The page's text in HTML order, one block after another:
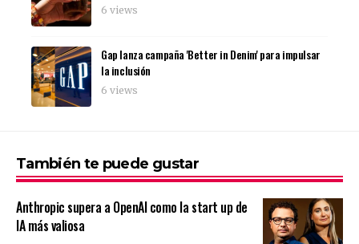
6 views
Gap lanza campaña 'Better in Denim' para impulsar
la inclusión
6 views
También te puede gustar
Anthropic supera a OpenAI como la start up de
IA más valiosa